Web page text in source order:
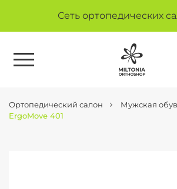
Сеть ортопедических
Ортопедический салон
Мужская
ErgoMove 401